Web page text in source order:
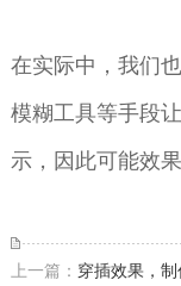
在实际中，我们
模糊工具等手段
示，因此可能效
上一篇： 穿插效果，